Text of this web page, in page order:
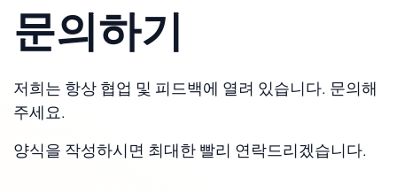
문의하기
저희는 항상 협업 및 피드백에 열려 있습니다. 문의해
주세요.
양식을 작성하시면 최대한 빨리 연락드리겠습니다.